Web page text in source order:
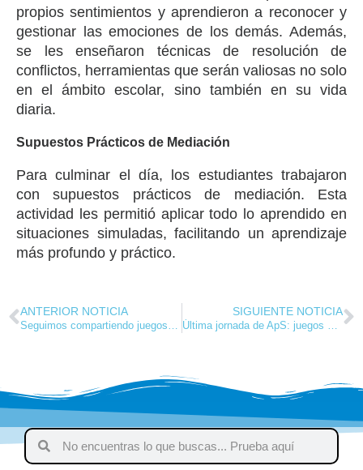
propios sentimientos y aprendieron a reconocer y
gestionar las emociones de los demás. Además,
se les enseñaron técnicas de resolución de
conflictos, herramientas que serán valiosas no solo
en el ámbito escolar, sino también en su vida
diaria.
Supuestos Prácticos de Mediación
Para culminar el día, los estudiantes trabajaron
con supuestos prácticos de mediación. Esta
actividad les permitió aplicar todo lo aprendido en
situaciones simuladas, facilitando un aprendizaje
más profundo y práctico.
ANTERIOR NOTICIA SIGUIENTE NOTICIA